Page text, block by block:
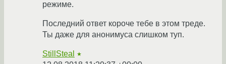
режиме.
Последний ответ короче тебе в этом треде.
Ты даже для анонимуса слишком туп.
StillSteal ★